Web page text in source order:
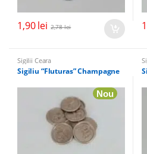
1,90lei 2,78lei
Sigilii Ceara
Sigiliu “Fluturas” Champagne
Nou